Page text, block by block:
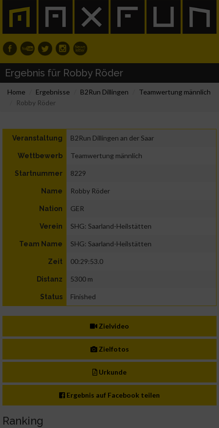
Ergebnis für Robby Röder
Home Ergebnisse B2Run Dillingen
Teamwertung männlich
Robby Röder
Veranstaltung B2Run Dillingen an der Saar
Wettbewerb Teamwertung männlich
Startnummer 8229
Name Robby Röder
Nation GER
Verein SHG: Saarland-Heilstätten
Team Name SHG: Saarland-Heilstätten
Zeit 00:29:53.0
Distanz 5300 m
Status Finished
Zielvideo
Zielfotos
Urkunde
Ergebnis auf Facebook teilen
Ranking